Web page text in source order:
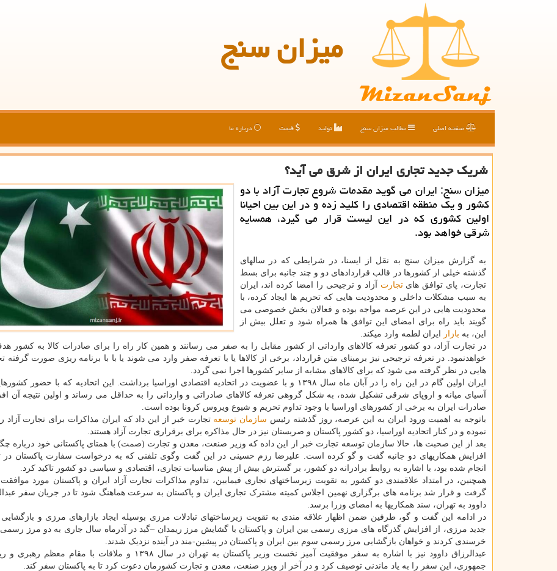
میزان سنج
صفحه اصلی مطالب میزان سنج تولید قیمت درباره ما
شریك جدید تجاری ایران از شرق می آید؟
میزان سنج: ایران می گوید مقدمات شروع تجارت آزاد با دو
کشور و یک منطقه اقتصادی را کلید زده و در این بین احیانا
اولین کشوری که در این لیست قرار می گیرد، همسایه
شرقی خواهد بود.
به گزارش میزان سنج به نقل از ایسنا، در شرایطی که در سالهای
گذشته خیلی از کشورها در قالب قراردادهای دو و چند جانبه برای بسط
تجارت، پای توافق هایتجارت آزاد و ترجیحی را امضا کرده اند، ایران
به سبب مشکلات داخلی و محدودیت هایی که تحریم ها ایجاد کرده، با
محدودیت هایی در این عرصه مواجه بوده و فعالان بخش خصوصی می
گویند باید راه برای امضای این توافق ها همراه شود و تعلل بیش از
این، به بازار
ایران لطمه وارد میکند.
در تجارت آزاد، دو کشور تعرفه کالاهای وارداتی از کشور مقابل را به صفر می رسانند و همین کار راه را برای صادرات کالا به کشور
خواهدنمود. در تعرفه ترجیحی نیز برمبنای متن قرارداد، برخی از کالاها یا با تعرفه صفر وارد می شوند یا با با برنامه ریزی صورت گرفته
هایی در نظر گرفته می شود که برای کالاهای مشابه از سایر کشورها اجرا نمی گردد.
ایران اولین گام در این راه را در آبان ماه سال ۱۳۹۸ و با عضویت در اتحادیه اقتصادی اوراسیا برداشت. این اتحادیه که با حضور
آسیای میانه و اروپای شرقی تشکیل شده، به شکل گروهی تعرفه کالاهای صادراتی و وارداتی را به حداقل می رساند و اولین نتیجه آن
صادرات ایران به برخی از کشورهای اوراسیا با وجود تداوم تحریم و شیوع ویروس کرونا بوده است.
باتوجه به اهمیت ورود ایران به این عرصه، روز گذشته رئیس سازمان توسعه تجارت خبر از این داد که ایران مذاکرات برای تجارت آزاد را
نموده و در کنار اتحادیه اوراسیا، دو کشور پاکستان و صربستان نیز در حال مذاکره برای برقراری تجارت آزاد هستند.
بعد از این صحبت ها، حالا سازمان توسعه تجارت خبر از این داده که وزیر صنعت، معدن و تجارت (صمت) با همتای پاکستانی خود درباره
افزایش همکاریهای دو جانبه گفت و گو کرده است. علیرضا رزم حسینی در این گفت وگوی تلفنی که به درخواست سفارت پاکستان در
انجام شده بود، با اشاره به روابط برادرانه دو کشور، بر گسترش بیش از پیش مناسبات تجاری، اقتصادی و سیاسی دو کشور تاکید کرد.
همچنین، در امتداد علاقمندی دو کشور به تقویت زیرساخت­های تجاری فیمابین، تداوم مذاکرات تجارت آزاد ایران و پاکستان مورد موافقت
گرفت و قرار شد برنامه ­های برگزاری نهمین اجلاس کمیته مشترک تجاری ایران و پاکستان به سرعت هماهنگ شود تا در جریان سفر
داوود به تهران، سند همکاری­ها به امضای وزرا برسد.
در ادامه این گفت و گو، طرفین ضمن اظهار علاقه مندی به تقویت زیرساخت­های تبادلات مرزی بوسیله ایجاد بازارهای مرزی و
جدید مرزی، از افزایش گذرگاه های مرزی رسمی بین ایران و پاکستان با گشایش مرز ریمدان –گبد در آذرماه سال جاری به دو مرز رسمی
خرسندی کردند و خواهان بازگشایی مرز رسمی سوم بین ایران و پاکستان در پیشین-مند در آینده نزدیک شدند.
عبدالرزاق داوود نیز با اشاره به سفر موفقیت آمیز نخست وزیر پاکستان به تهران در سال ۱۳۹۸ و ملاقات با مقام
جمهوری، این سفر را به یاد ماندنی توصیف کرد و در آخر از ویزر صنعت، معدن و تجارت کشورمان دعوت کرد تا به پاکستان سفر کند.